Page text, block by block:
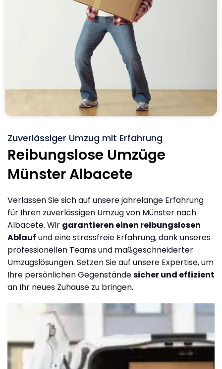
Zuverlässiger Umzug mit Erfahrung
Reibungslose Umzüge
Münster Albacete
Verlassen Sie sich auf unsere jahrelange Erfahrung
für Ihren zuverlässigen Umzug von Münster nach
Albacete. Wir garantieren einen reibungslosen
Ablauf und eine stressfreie Erfahrung, dank unseres
professionellen Teams und maßgeschneiderter
Umzugslösungen. Setzen Sie auf unsere Expertise, um
Ihre persönlichen Gegenständesicher und effizient
an Ihr neues Zuhause zu bringen.